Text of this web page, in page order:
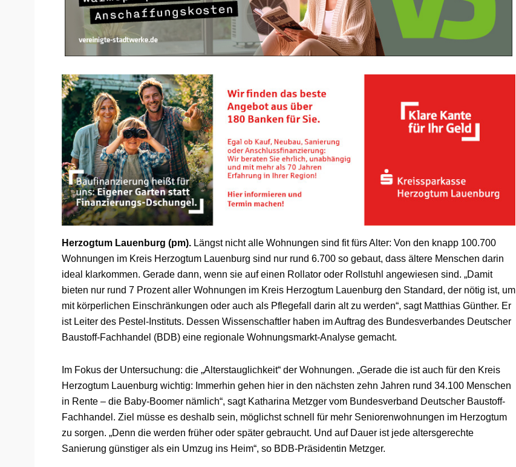
Herzogtum Lauenburg (pm). Längst nicht alle Wohnungen sind fit fürs Alter: Von den knapp 100.700
Wohnungen im Kreis Herzogtum Lauenburg sind nur rund 6.700 so gebaut, dass ältere Menschen darin
ideal klarkommen. Gerade dann, wenn sie auf einen Rollator oder Rollstuhl angewiesen sind. „Damit
bieten nur rund 7 Prozent aller Wohnungen im Kreis Herzogtum Lauenburg den Standard, der nötig ist, um
mit körperlichen Einschränkungen oder auch als Pflegefall darin alt zu werden“, sagt Matthias Günther. Er
ist Leiter des Pestel-Instituts. Dessen Wissenschaftler haben im Auftrag des Bundesverbandes Deutscher
Baustoff-Fachhandel (BDB) eine regionale Wohnungsmarkt-Analyse gemacht.
Im Fokus der Untersuchung: die „Alterstauglichkeit“ der Wohnungen. „Gerade die ist auch für den Kreis
Herzogtum Lauenburg wichtig: Immerhin gehen hier in den nächsten zehn Jahren rund 34.100 Menschen
in Rente – die Baby-Boomer nämlich“, sagt Katharina Metzger vom Bundesverband Deutscher Baustoff-
Fachhandel. Ziel müsse es deshalb sein, möglichst schnell für mehr Seniorenwohnungen im Herzogtum
zu sorgen. „Denn die werden früher oder später gebraucht. Und auf Dauer ist jede altersgerechte
Sanierung günstiger als ein Umzug ins Heim“, so BDB-Präsidentin Metzger.